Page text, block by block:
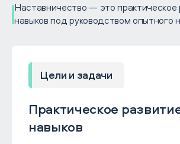
Наставничество — это практическое
навыков под руководством опытного
Цели и задачи
Практическое
навыков